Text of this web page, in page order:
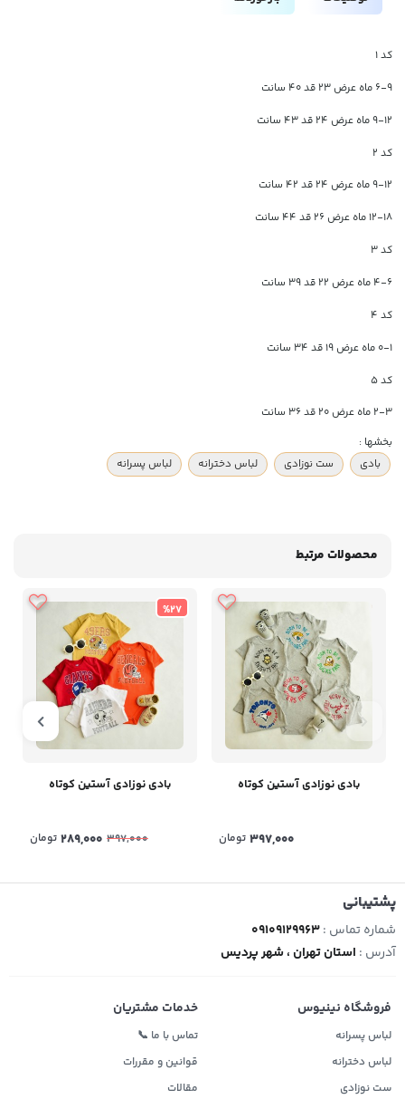
کد ۱
۶-۹ ماه عرض ۲۳ قد ۴۰ سانت
۹-۱۲ ماه عرض ۲۴ قد ۴۳ سانت
کد ۲
۹-۱۲ ماه عرض ۲۴ قد ۴۲ سانت
۱۲-۱۸ ماه عرض ۲۶ قد ۴۴ سانت
کد ۳
۴-۶ ماه عرض ۲۲ قد ۳۹ سانت
کد ۴
۰-۱ ماه عرض ۱۹ قد ۳۴ سانت
کد ۵
۲-۳ ماه عرض ۲۰ قد ۳۶ سانت
بخشها :
بادی
ست نوزادی لباس دخترانه لباس پسرانه
محصولات مرتبط
بادی نوزادی آستین کوتاه
397,000 تومان
%27
بادی نوزادی آستین کوتاه
397,000
289,000 تومان
پشتیبانی
شماره تماس :09109129963
آدرس : استان تهران ، شهر پردیس
فروشگاه نینیوس
لباس پسرانه
لباس دخترانه
ست نوزادی
خدمات مشتریان
تماس با ما 📞
قوانین و مقررات
مقالات